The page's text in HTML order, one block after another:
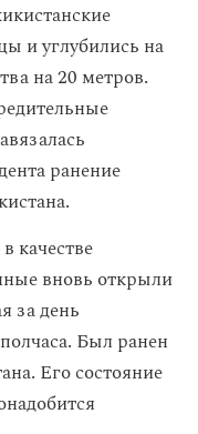
и углубились на
на 20 метров.
ранение
качестве
вновь открыли
за день
Был ранен
Его состояние